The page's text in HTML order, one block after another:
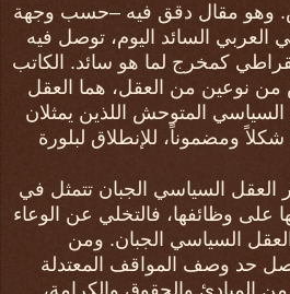
وهو مقال دقق فيه –حسب وجهة
السائد اليوم، توصل فيه
كمخرج لما هو سائد. الكاتب
من نوعين من العقل، هما العقل
السياسي المتوحش اللذين يمثلان
شكلاً ومضموناً، للإنطلاق لبلورة
السياسي الجبان تتمثل في
على وظائفها، فالتخلي عن الوعاء
السياسي الجبان. ومن
حد وصف المواقف المعتدلة